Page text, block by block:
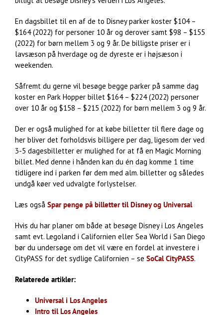
En dagsbillet til en af de to Disney parker koster $104 –
$164 (2022) for personer 10 år og derover samt $98 – $155
(2022) for børn mellem 3 og 9 år. De billigste priser er i
lavsæson på hverdage og de dyreste er i højsæson i
weekenden.
Såfremt du gerne vil besøge begge parker på samme dag
koster en Park Hopper billet $164 – $224 (2022) personer
over 10 år og $158 – $215 (2022) for børn mellem 3 og 9 år.
Der er også mulighed for at købe billetter til flere dage og
her bliver det forholdsvis billigere per dag, ligesom der ved
3-5 dagesbilletter er mulighed for at få en Magic Morning
billet. Med denne i hånden kan du én dag komme 1 time
tidligere ind i parken før dem med alm. billetter og således
undgå køer ved udvalgte forlystelser.
Læs også Spar penge på billetter til Disney og Universal
Hvis du har planer om både at besøge Disney i Los Angeles
samt evt. Legoland i Californien eller Sea World i San Diego
bør du undersøge om det vil være en fordel at investere i
CityPASS for det sydlige Californien – se SoCal CityPASS.
Relaterede artikler:
Universal i Los Angeles
Intro til Los Angeles